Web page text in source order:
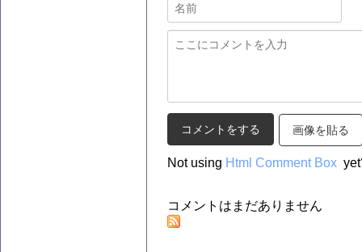
画像を貼る
Not using Html Comment Box
コメントはまだありません